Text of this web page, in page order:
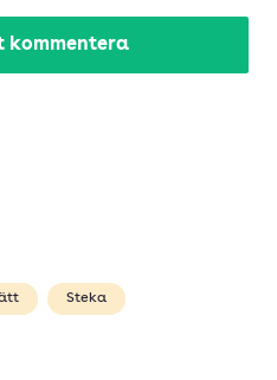
kommentera
Steka